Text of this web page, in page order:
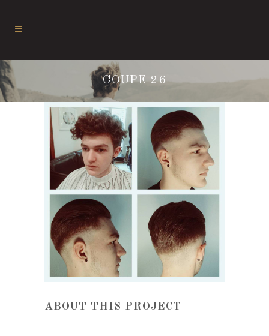
COUPE 26
ABOUT THIS PROJECT